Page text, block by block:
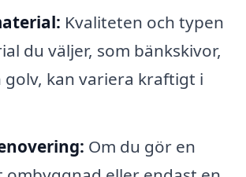
Kvaliteten och typen
du väljer, som bänkskivor,
golv, kan variera kraftigt i
Om du gör en